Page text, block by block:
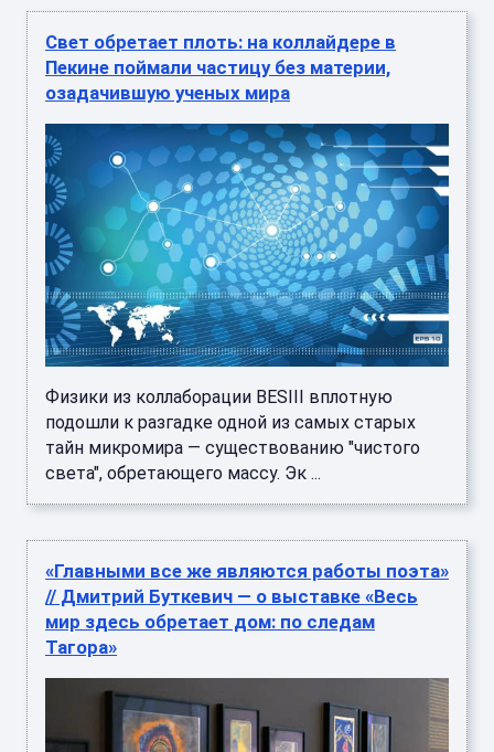
Свет обретает плоть: на коллайдере в
Пекине поймали частицу без материи,
озадачившую ученых мира
Физики из коллаборации BESIII вплотную
подошли к разгадке одной из самых старых
тайн микромира — существованию "чистого
света", обретающего массу. Эк ...
«Главными все же являются работы поэта»
// Дмитрий Буткевич — о выставке «Весь
мир здесь обретает дом: по следам
Тагора»